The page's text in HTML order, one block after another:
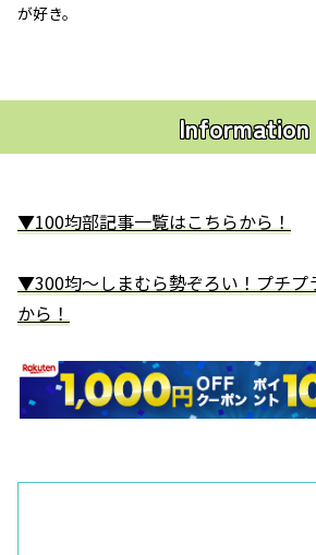
が好き。
Information
▼100均部記事一覧はこちらから！
▼300均～しまむら勢ぞろい！プチプ
から！